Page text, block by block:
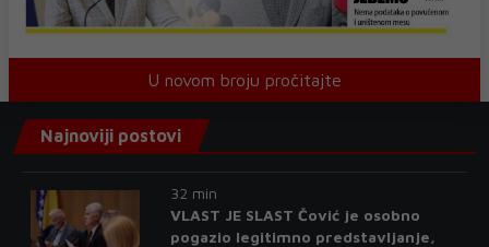
U novom broju pročitajte
Najnoviji postovi
32 min
VLAST JE SLAST Čović je osobno
pogazio legitimno predstavljanje,